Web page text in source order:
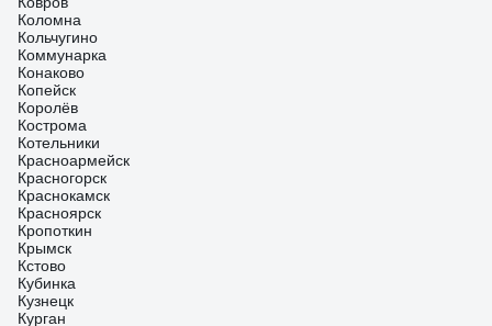
Коломна
Кольчугино
Коммунарка
Конаково
Копейск
Королёв
Кострома
Котельники
Красноармейск
Красногорск
Краснокамск
Красноярск
Кропоткин
Крымск
Кстово
Кубинка
Кузнецк
Курган